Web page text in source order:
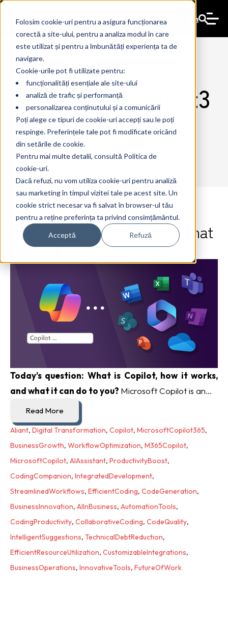
Folosim cookie-uri pentru a asigura funcționarea
corectă a site-ului, pentru a analiza modul în care
este utilizat și pentru a îmbunătăți experiența ta de
navigare.
Cookie-urile pot fi utilizate pentru:
funcționalități esențiale ale site-ului
analiză de trafic și performanță
personalizarea conținutului și a comunicării
Poți alege ce tipuri de cookie-uri accepți sau le poți
respinge. Preferințele tale pot fi modificate oricând
din setările de cookie.
Pentru mai multe detalii, consultă Politica de
cookie-uri.
Dacă refuzi, nu vom utiliza cookie-uri pentru analiză
sau marketing în timpul vizitei tale pe acest site. Un
cookie strict necesar va fi salvat în browser-ul tău
pentru a reține preferința ta privind consimțământul.
Acceptă Refuză
En
MicrosoftCopilot3
65
Copilot: How it works, and what
it can do?
14 May 2024The Ant
Today’s question: What is Copilot, how it works,
and what it can do to you? Microsoft Copilot is an...
Read More
Aliant, Digital Transformation, Copilot, MicrosoftCopilot365,
BusinessGrowth, WorkflowOptimization, M365Copilot,
MicrosoftCopilot, AIAssistant, ProductivityBoost,
CodingCompanion, IntegratedDevelopment,
StreamlinedWorkflows, EfficientCoding, CodeGeneration,
BusinessInnovation, AIInBusiness, AutomationTools,
CodingProductivity, CollaborativeCoding, CodeQuality,
IntelligentSuggestions, TechnicalDebtReduction,
EfficientResourceUtilization, CustomizableIntegrations,
BusinessOperations, InnovativeTools, FutureOfWork